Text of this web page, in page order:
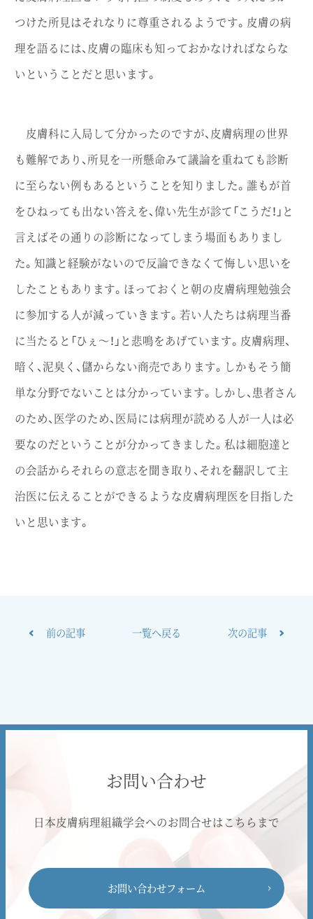
つけた所見はそれなりに尊重されるようです。皮膚の病
理を語るには、皮膚の臨床も知っておかなければならな
いということだと思います。
皮膚科に入局して分かったのですが、皮膚病理の世界
も難解であり、所見を一所懸命みて議論を重ねても診断
に至らない例もあるということを知りました。誰もが首
をひねっても出ない答えを、偉い先生が診て「こうだ！」と
言えばその通りの診断になってしまう場面もありまし
た。知識と経験がないので反論できなくて悔しい思いを
したこともあります。ほっておくと朝の皮膚病理勉強会
に参加する人が減っていきます。若い人たちは病理当番
に当たると「ひぇ～！」と悲鳴をあげています。皮膚病理、
暗く、泥臭く、儲からない商売であります。しかもそう簡
単な分野でないことは分かっています。しかし、患者さん
のため、医学のため、医局には病理が読める人が一人は必
要なのだということが分かってきました。私は細胞達と
の会話からそれらの意志を聞き取り、それを翻訳して主
治医に伝えることができるような皮膚病理医を目指した
いと思います。
一覧へ戻る
前の記事 次の記事
お問い合わせ
日本皮膚病理組織学会へのお問合せはこちらまで
お問い合わせフォーム